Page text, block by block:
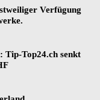
Verfügung
Top24.ch senkt